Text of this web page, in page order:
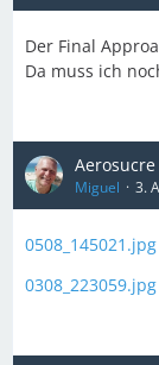
Der Final
Da muss ich
Miguel 3.
0508_145021.jpg
0308_223059.jpg